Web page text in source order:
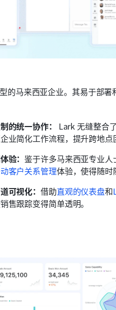
的马来西亚企业。其易于部
的统一协作：
Lark 无缝整合
业简化工作流程，提升跨地点
验：鉴于许多马来西亚专业
客户关系管理体验，使得随时
可视化：借助直观的仪表盘和
售跟踪变得简单透明。